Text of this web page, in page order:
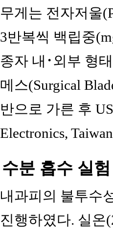
무게는 전자저울
3반복씩 백립중
종자 내･외부 형
메스(Surgical
반으로 가른 후
Electronics,
수분 흡수 실험
내과피의 불투수
진행하였다. 실온